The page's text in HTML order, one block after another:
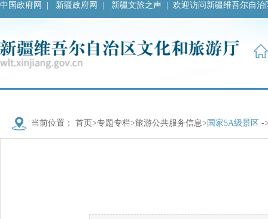
中国政府网 新疆政府网 新疆文旅之声 欢迎访问新疆维吾尔自
当前位置： 首页 >专题专栏>旅游公共服务信息> 国家5A级景区 -